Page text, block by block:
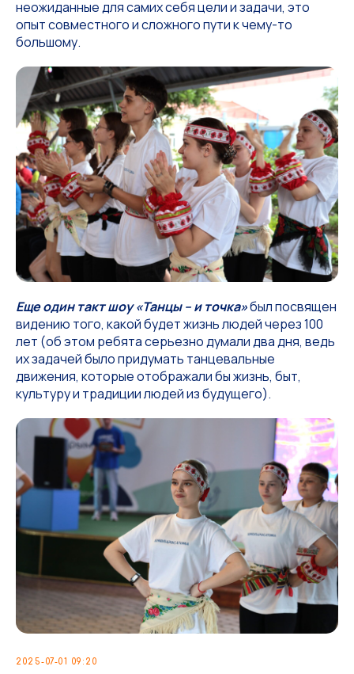
неожиданные для самих себя цели и задачи, это
опыт совместного и сложного пути к чему-то
большому.
Еще один такт шоу «Танцы – и точка»был посвящен
видению того, какой будет жизнь людей через 100
лет (об этом ребята серьезно думали два дня, ведь
их задачей было придумать танцевальные
движения, которые отображали бы жизнь, быт,
культуру и традиции людей из будущего).
2025-07-01 09:20